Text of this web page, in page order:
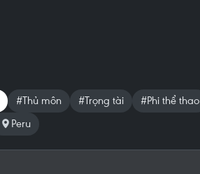
#Thủ môn #Trọng tài #Phi thể thao
Peru